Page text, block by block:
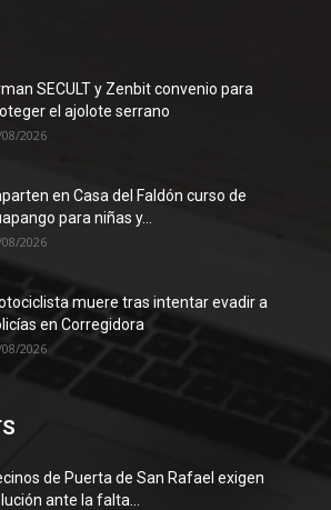
SECULT y Zenbit convenio para
el ajolote serrano
2026
en Casa del Faldón curso de
para niñas y...
2026
muere tras intentar evadir a
en Corregidora
2026
de Puerta de San Rafael exigen
ante la falta...